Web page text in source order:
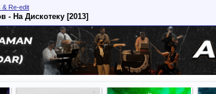
& Re-edit
- На Дискотеку [2013]